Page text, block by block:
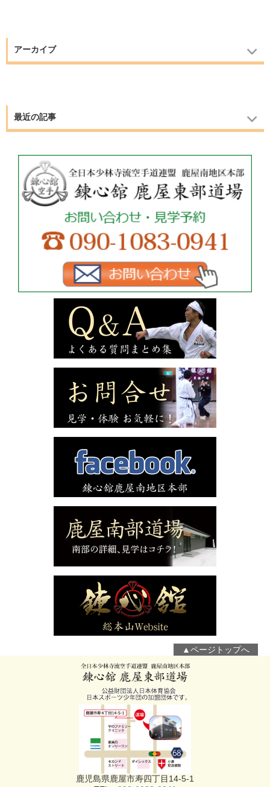
アーカイブ
最近の記事
▲ページトップへ
鹿児島県鹿屋市寿四丁目14-5-1